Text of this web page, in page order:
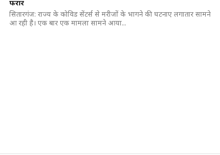
फरार
सितारगंज: राज्य के कोविड सेंटर्स से मरीजों के भागने की घटनाए लगातार सामने
आ रही है। एक बार एक मामला सामने आया...